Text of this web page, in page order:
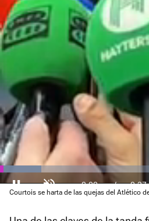
Current
0:01 / 0:37
Loaded
El sonido está
activarlo desde la
Courtois se harta de las quejas del Atlético